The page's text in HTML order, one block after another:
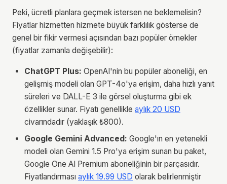
Peki, ücretli planlara geçmek istersen ne beklemelisin?
Fiyatlar hizmetten hizmete büyük farklılık gösterse de
genel bir fikir vermesi açısından bazı popüler örnekler
(fiyatlar zamanla değişebilir):
ChatGPT Plus: OpenAI'nin bu popüler aboneliği, en
gelişmiş modeli olan GPT-4o'ya erişim, daha hızlı yanıt
süreleri ve DALL-E 3 ile görsel oluşturma gibi ek
özellikler sunar. Fiyatı genellikle aylık 20 USD
civarındadır (yaklaşık ₺800).
Google Gemini Advanced: Google'ın en yetenekli
modeli olan Gemini 1.5 Pro'ya erişim sunan bu paket,
Google One AI Premium aboneliğinin bir parçasıdır.
Fiyatlandırması aylık 19.99 USD olarak belirlenmiştir